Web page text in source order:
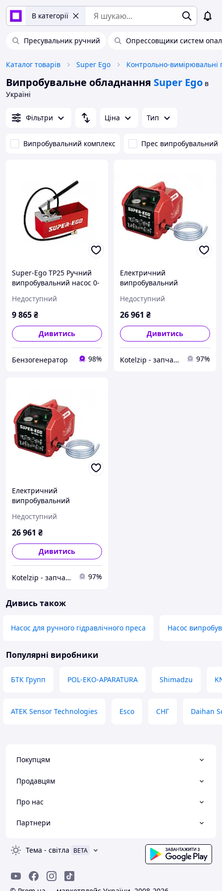
В категорії
Пресувальник ручний Опрессовщики систем
Каталог товарів Super Ego Контрольно-вимірювальні
Випробувальне обладнання Super Ego в
Україні
Фільтри Ціна Тип
Випробувальний комплекс Прес випробувальний
Super-Ego TP25 Ручний
випробувальний насос 0-
Недоступний
9 865₴
Дивитись
Бензогенератор 98%
Електричний
випробувальний
SUPER-EGO RP PRO 3
Недоступний
26 961 ₴
Дивитись
Kotelzip - запчасти для котлов, теплообменники битермические, измерительные приборы и толщиномеры 97%
Електричний
випробувальний
SUPER-EGO RP PRO 3
Недоступний
26 961 ₴
Дивитись
Kotelzip - запчасти для котлов, теплообменники битермические, измерительные приборы и толщиномеры 97%
Дивись також
Насос для ручного гідравлічного преса Насос
Популярні виробники
БТК Групп POL-EKO-APARATURA Shimadzu
ATEK Sensor Technologies Esco СНГ Daihan
Покупцям
Продавцям
Про нас
Партнери
Тема - світла BETA